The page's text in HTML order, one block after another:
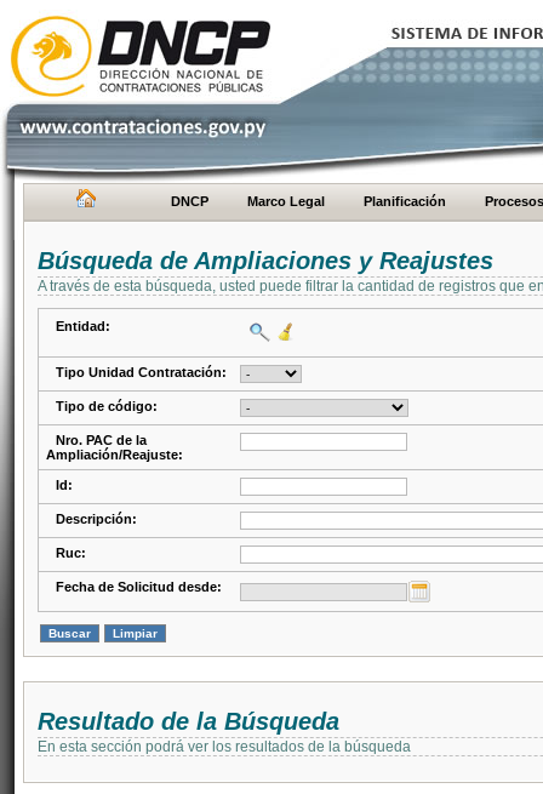
DNCP Marco Legal Planificación Procesos
Búsqueda de Ampliaciones y Reajustes
A través de esta búsqueda, usted puede filtrar la cantidad de registros que
Entidad:
Tipo Unidad Contratación:
Tipo de código:
Nro. PAC de la
Ampliación/Reajuste:
Id:
Descripción:
Ruc:
Fecha de Solicitud desde:
Resultado de la Búsqueda
En esta sección podrá ver los resultados de la búsqueda